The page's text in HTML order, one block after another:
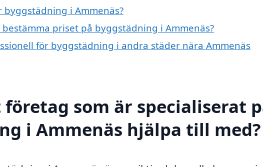
byggstädning i Ammenäs?
priset på byggstädning i Ammenäs?
för byggstädning i andra städer nära Ammenäs
som är specialiserat
i Ammenäs hjälpa till med?